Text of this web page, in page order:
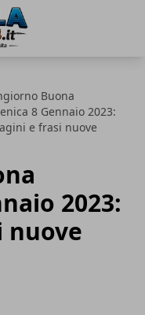
Buona
8 Gennaio 2023:
e frasi nuove
2023:
nuove